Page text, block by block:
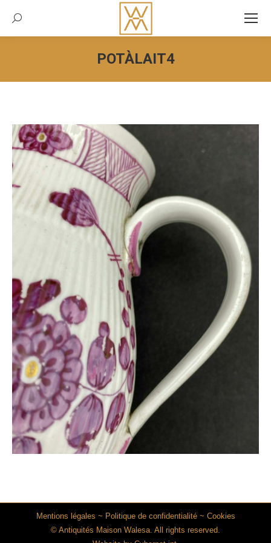
Recherche:
POTÀLAIT4
Vous êtes ici :
Mentions légales ~ Politique de confidentialité~ Cookies
© Antiquités Maison Walesa. All rights reserved.